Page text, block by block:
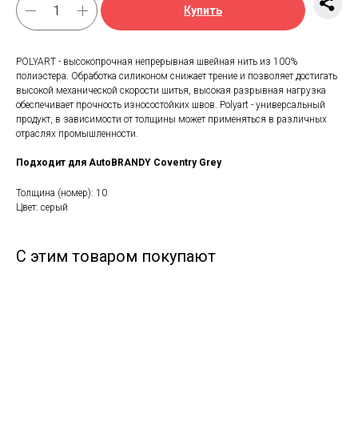
Купить
POLYART - высокопрочная непрерывная швейная нить из 100%
полиэстера. Обработка силиконом снижает трение и позволяет достигать
высокой механической скорости шитья, высокая разрывная нагрузка
обеспечивает прочность износостойких швов. Polyart - универсальный
продукт, в зависимости от толщины может применяться в различных
отраслях промышленности.
Подходит для AutoBRANDY Coventry Grey
Толщина (номер): 10
Цвет: серый
С этим товаром покупают